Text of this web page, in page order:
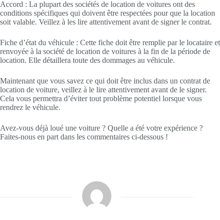
Accord : La plupart des sociétés de location de voitures ont des
conditions spécifiques qui doivent être respectées pour que la location
soit valable. Veillez à les lire attentivement avant de signer le contrat.
Fiche d’état du véhicule : Cette fiche doit être remplie par le locataire et
renvoyée à la société de location de voitures à la fin de la période de
location. Elle détaillera toute des dommages au véhicule.
Maintenant que vous savez ce qui doit être inclus dans un contrat de
location de voiture, veillez à le lire attentivement avant de le signer.
Cela vous permettra d’éviter tout problème potentiel lorsque vous
rendrez le véhicule.
Avez-vous déjà loué une voiture ? Quelle a été votre expérience ?
Faites-nous en part dans les commentaires ci-dessous !